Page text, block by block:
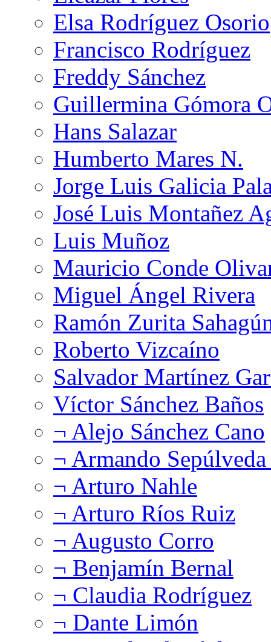
Elsa Rodríguez Osorio
Francisco Rodríguez
Freddy Sánchez
Guillermina Gómora
Hans Salazar
Humberto Mares N.
Jorge Luis Galicia
José Luis Montañez
Luis Muñoz
Mauricio Conde
Miguel Ángel Rivera
Ramón Zurita
Roberto Vizcaíno
Salvador Martínez
Víctor Sánchez Baños
¬ Alejo Sánchez Cano
¬ Armando
¬ Arturo Nahle
¬ Arturo Ríos Ruiz
¬ Augusto Corro
¬ Benjamín Bernal
¬ Claudia Rodríguez
¬ Dante Limón